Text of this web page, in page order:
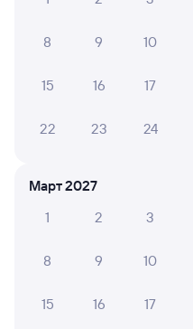
8 9 10
15 16 17
22 23 24
Март 2027
1
2 3
8 9 10
15 16 17